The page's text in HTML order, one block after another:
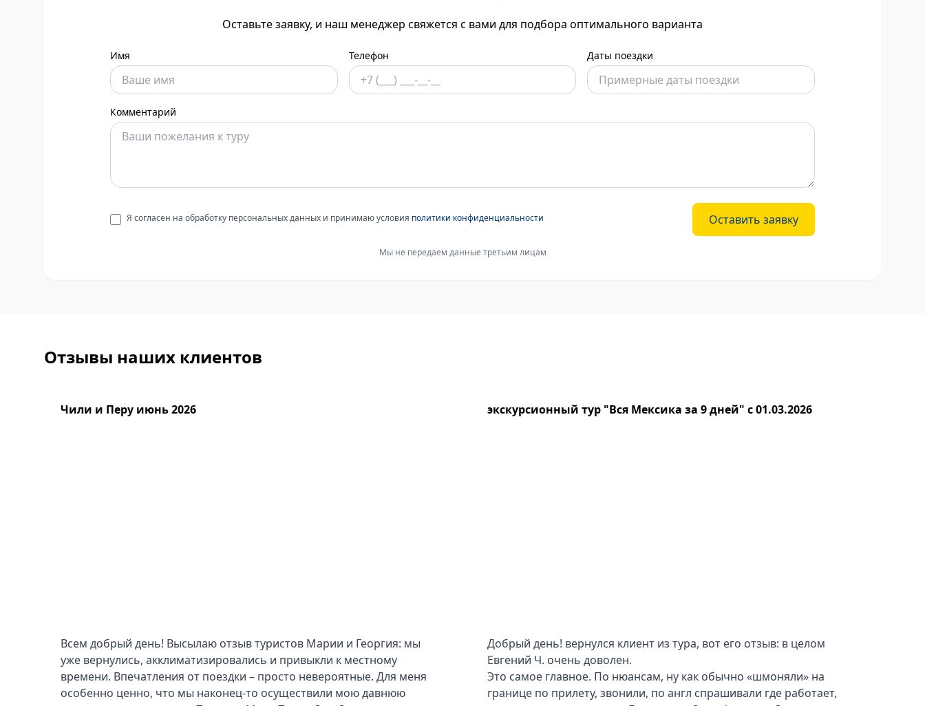
Оставьте заявку, и наш менеджер свяжется с вами для подбора оптимального варианта
Имя Телефон Даты поездки
Комментарий
Я согласен на обработку персональных данных и принимаю условия политики конфиденциальности Оставить заявку
Мы не передаем данные третьим лицам
Отзывы наших клиентов
Чили и Перу июнь 2026
Всем добрый день! Высылаю отзыв туристов Марии и Георгия: мы
уже вернулись, акклиматизировались и привыкли к местному
времени. Впечатления от поездки – просто невероятные. Для меня
особенно ценно, что мы наконец-то осуществили мою давнюю
экскурсионный тур "Вся Мексика за 9 дней" с 01.03.2026
Добрый день! вернулся клиент из тура, вот его отзыв: в целом
Евгений Ч. очень доволен.
Это самое главное. По нюансам, ну как обычно «шмоняли» на
границе по прилету, звонили, по англ спрашивали где работает,